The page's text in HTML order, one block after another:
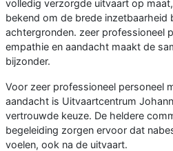
volledig verzorgde uitvaart op
bekend om de brede inzetbaarheid
achtergronden. zeer professioneel
empathie en aandacht maakt de
bijzonder.
Voor zeer professioneel personeel
aandacht is Uitvaartcentrum
vertrouwde keuze. De heldere
begeleiding zorgen ervoor dat
voelen, ook na de uitvaart.